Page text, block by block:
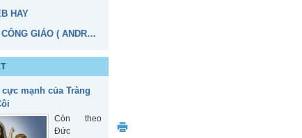
HAY
FREE APP CÔNG GIÁO ( ANDROID, IOS)
mạnh của Tràng
Còn theo
Đức